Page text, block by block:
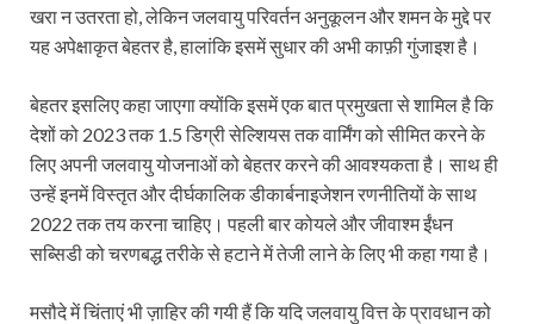
खरा न उतरता हो, लेकिन जलवायु परिवर्तन अनुकूलन और शमन के मुद्दे पर
यह अपेक्षाकृत बेहतर है, हालांकि इसमें सुधार की अभी काफ़ी गुंजाइश है।
बेहतर इसलिए कहा जाएगा क्योंकि इसमें एक बात प्रमुखता से शामिल है कि
देशों को 2023 तक 1.5 डिग्री सेल्शियस तक वार्मिंग को सीमित करने के
लिए अपनी जलवायु योजनाओं को बेहतर करने की आवश्यकता है। साथ ही
उन्हें इनमें विस्तृत और दीर्घकालिक डीकार्बनाइजेशन रणनीतियों के साथ
2022 तक तय करना चाहिए। पहली बार कोयले और जीवाश्म ईंधन
सब्सिडी को चरणबद्ध तरीके से हटाने में तेजी लाने के लिए भी कहा गया है।
मसौदे में चिंताएं भी ज़ाहिर की गयी हैं कि यदि जलवायु वित्त के प्रावधान को